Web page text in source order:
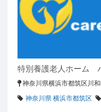
特別養護老人ホーム
神奈川県横浜市都筑区川
神奈川県 横浜市都筑区